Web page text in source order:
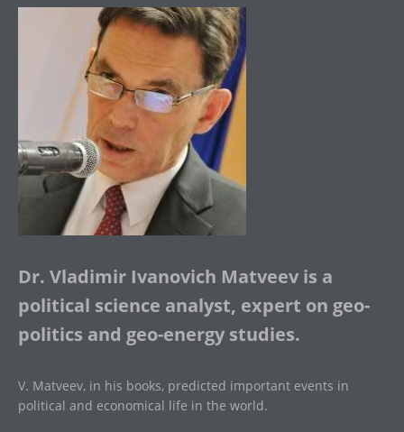
Dr. Vladimir Ivanovich Matveev is a
political science analyst, expert on geo-
politics and geo-energy studies.
V. Matveev, in his books, predicted important events in
political and economical life in the world.